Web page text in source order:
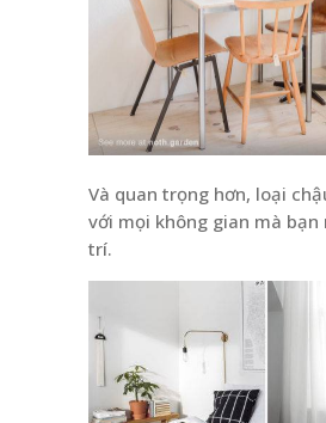
Và quan trọng hơn, loại
với mọi không gian mà
trí.